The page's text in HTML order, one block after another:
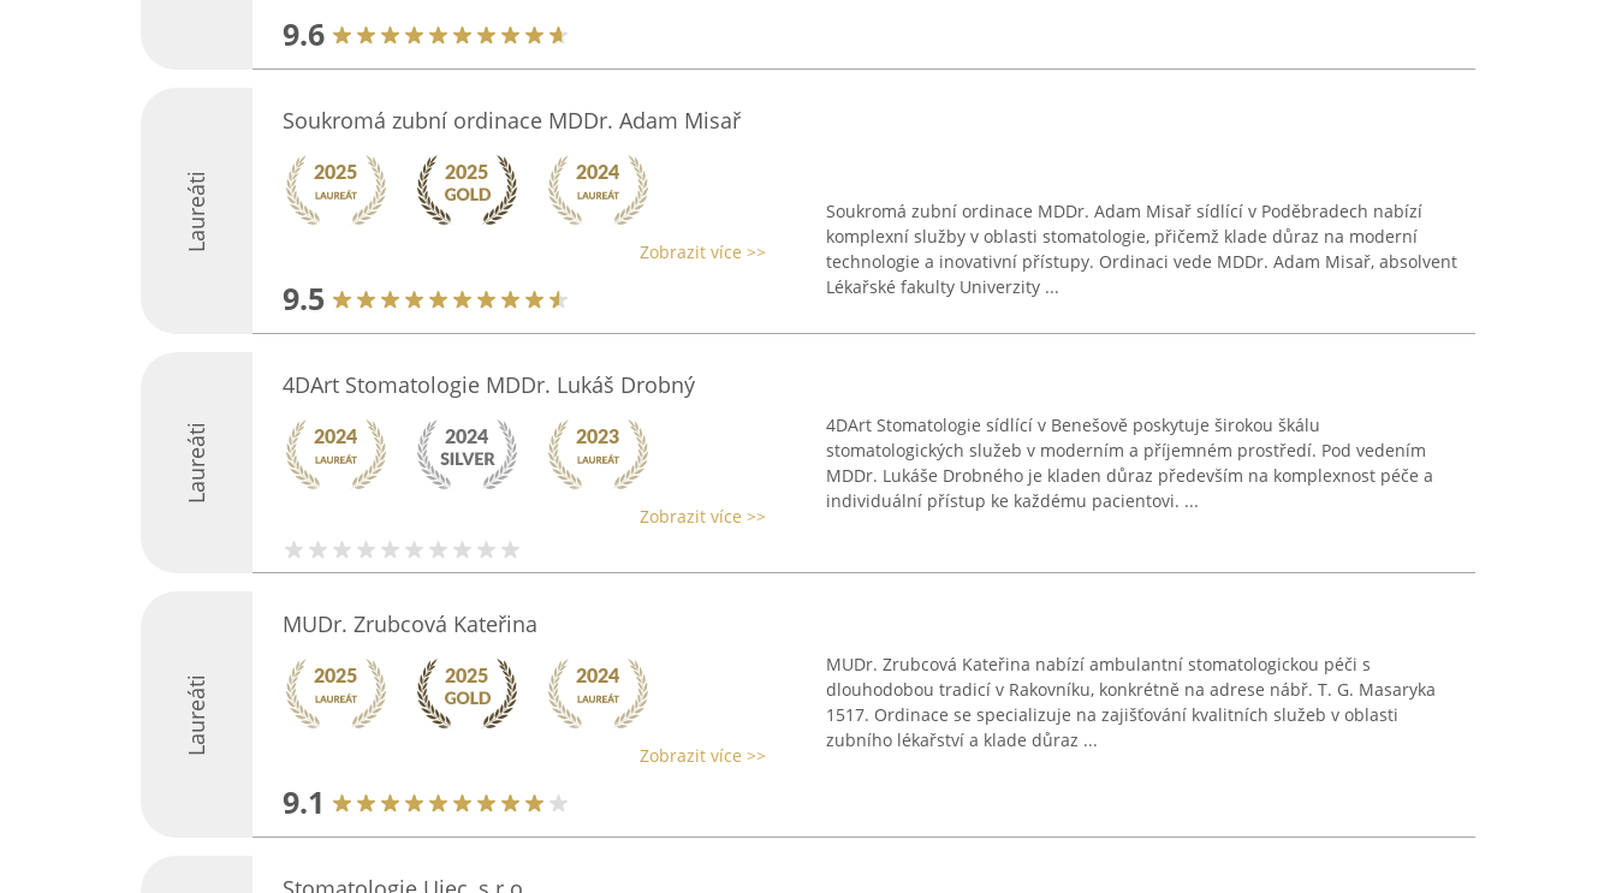
9.6
Laureáti
Soukromá zubní ordinace MDDr. Adam Misař
Zobrazit více >>
9.5
Soukromá zubní ordinace MDDr. Adam Misař sídlící v Poděbradech nabízí
komplexní služby v oblasti stomatologie, přičemž klade důraz na moderní
technologie a inovativní přístupy. Ordinaci vede MDDr. Adam Misař, absolvent
Lékařské fakulty Univerzity ...
Laureáti
4DArt Stomatologie MDDr. Lukáš Drobný
Zobrazit více >>
4DArt Stomatologie sídlící v Benešově poskytuje širokou škálu
stomatologických služeb v moderním a příjemném prostředí. Pod vedením
MDDr. Lukáše Drobného je kladen důraz především na komplexnost péče a
individuální přístup ke každému pacientovi. ...
Laureáti
MUDr. Zrubcová Kateřina
Zobrazit více >>
9.1
MUDr. Zrubcová Kateřina nabízí ambulantní stomatologickou péči s
dlouhodobou tradicí v Rakovníku, konkrétně na adrese nábř. T. G. Masaryka
1517. Ordinace se specializuje na zajišťování kvalitních služeb v oblasti
zubního lékařství a klade důraz ...